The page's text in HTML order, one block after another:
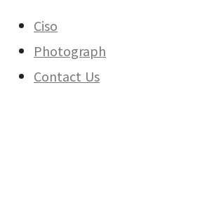
Ciso
Photograph
Contact Us